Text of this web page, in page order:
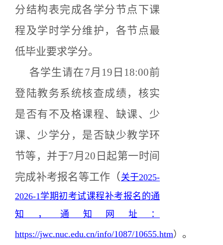
分结构表完成各学分节点下课
程及学时学分维护，各节点最
低毕业要求学分。
各学生请在7月19 日18:00前
登陆教务系统核查成绩，核实
是否有不及格课程、缺课、少
课、少学分，是否缺少教学环
节等， 并于7月20日起第一时间
完成补考报名等工作 （ 关于2025-
2026-1学期初考试课程补考报名的通
知，通知网址：
https://jwc.nuc.edu.cn/info/1087/10655.htm） 。